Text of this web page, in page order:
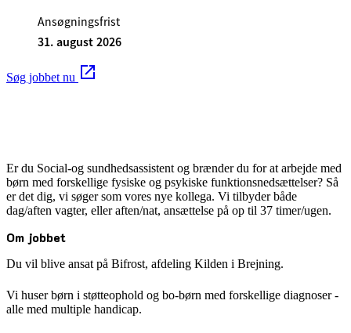
Ansøgningsfrist
31. august 2026
Søg jobbet nu
Er du Social-og sundhedsassistent og brænder du for at arbejde med
børn med forskellige fysiske og psykiske funktionsnedsættelser? Så
er det dig, vi søger som vores nye kollega. Vi tilbyder både
dag/aften vagter, eller aften/nat, ansættelse på op til 37 timer/ugen.
Om jobbet
Du vil blive ansat på Bifrost, afdeling Kilden i Brejning.
Vi huser børn i støtteophold og bo-børn med forskellige diagnoser -
alle med multiple handicap.